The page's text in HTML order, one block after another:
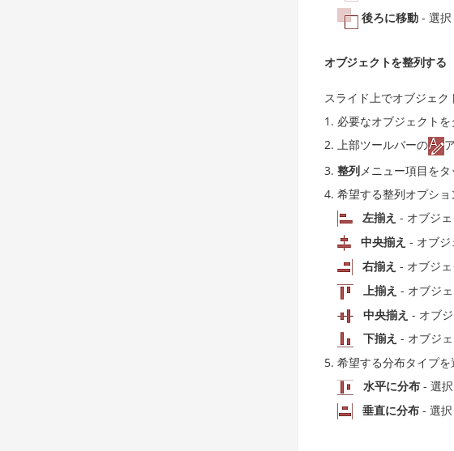
後ろに移動 - 選択
オブジェクトを整列する
スライド上でオブジェク
必要なオブジェクトを
上部ツールバーの
整列 メニュー項目をタ
希望する整列オプショ
左揃え - オブジ
中央揃え - オブジ
右揃え - オブジ
上揃え - オブジ
中央揃え - オブ
下揃え - オブジ
希望する分布タイプを
水平に分布 - 選
垂直に分布 - 選